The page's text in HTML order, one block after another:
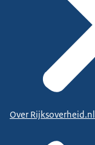
Over Rijksoverheid.nl